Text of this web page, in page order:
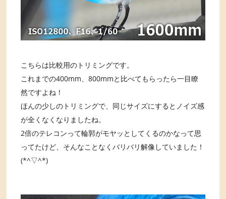
こちらは比較用のトリミングです。
これまでの400mm、800mmと比べてもらったら一目瞭
然ですよね！
ほんの少しのトリミングで、同じサイズにするとノイズ感
が全くなくなりましたね。
2倍のテレコンって輪郭がモヤッとしてくるのかなって思
ってたけど、そんなことなくバリバリ解像していました！
(*^▽^*)